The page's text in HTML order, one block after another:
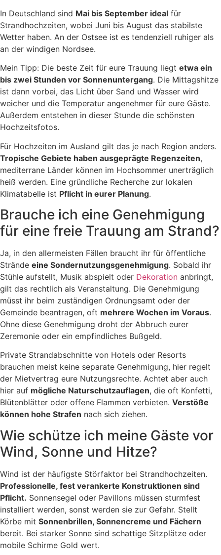
In Deutschland sind Mai bis September ideal für
Strandhochzeiten, wobei Juni bis August das stabilste
Wetter haben. An der Ostsee ist es tendenziell ruhiger als
an der windigen Nordsee.
Mein Tipp: Die beste Zeit für eure Trauung liegt etwa ein
bis zwei Stunden vor Sonnenuntergang. Die Mittagshitze
ist dann vorbei, das Licht über Sand und Wasser wird
weicher und die Temperatur angenehmer für eure Gäste.
Außerdem entstehen in dieser Stunde die schönsten
Hochzeitsfotos.
Für Hochzeiten im Ausland gilt das je nach Region anders.
Tropische Gebiete haben ausgeprägte Regenzeiten,
mediterrane Länder können im Hochsommer unerträglich
heiß werden. Eine gründliche Recherche zur lokalen
Klimatabelle ist Pflicht in eurer Planung.
Brauche ich eine Genehmigung
für eine freie Trauung am Strand?
Ja, in den allermeisten Fällen braucht ihr für öffentliche
Strände eine Sondernutzungsgenehmigung. Sobald ihr
Stühle aufstellt, Musik abspielt oder Dekoration anbringt,
gilt das rechtlich als Veranstaltung. Die Genehmigung
müsst ihr beim zuständigen Ordnungsamt oder der
Gemeinde beantragen, oft mehrere Wochen im Voraus.
Ohne diese Genehmigung droht der Abbruch eurer
Zeremonie oder ein empfindliches Bußgeld.
Private Strandabschnitte von Hotels oder Resorts
brauchen meist keine separate Genehmigung, hier regelt
der Mietvertrag eure Nutzungsrechte. Achtet aber auch
hier auf mögliche Naturschutzauflagen, die oft Konfetti,
Blütenblätter oder offene Flammen verbieten. Verstöße
können hohe Strafen nach sich ziehen.
Wie schütze ich meine Gäste vor
Wind, Sonne und Hitze?
Wind ist der häufigste Störfaktor bei Strandhochzeiten.
Professionelle, fest verankerte Konstruktionen sind
Pflicht. Sonnensegel oder Pavillons müssen sturmfest
installiert werden, sonst werden sie zur Gefahr. Stellt
Körbe mit Sonnenbrillen, Sonnencreme und Fächern
bereit. Bei starker Sonne sind schattige Sitzplätze oder
mobile Schirme Gold wert.